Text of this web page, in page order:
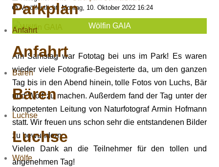
Parkplan
Anfahrt
Anfahrt
Bären
Bären
Luchse
Luchse
Wölfe
Veröffentlicht: Montag, 10. Oktober 2022 16:24
Wölfin GAIA
Am Samstag war Fototag bei uns im Park! Es waren
wieder viele Fotografie-Begeisterte da, um den ganzen
Tag bis in den Abend hinein, tolle Fotos von Luchs, Bär
und Wolf zu machen. Außerdem fand der Tag unter der
kompetenten Leitung von Naturfotograf Armin Hofmann
statt. Wir freuen uns schon sehr die entstandenen Bilder
zu bewundern.
Vielen Dank an die Teilnehmer für den tollen und
angenehmen Tag!